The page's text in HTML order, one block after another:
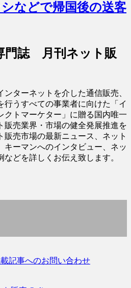
などで帰国後の送客
門誌 月刊ネット販
ンターネットを介した通信販売、
行うすべての事業者に向けた「イ
クトマーケター」に贈る国内唯一
販売業界・市場の健全発展推進を
販売市場の最新ニュース、ネット
キーマンへのインタビュー、ネッ
などを詳しくお伝え致します。
記事へのお問い合わせ